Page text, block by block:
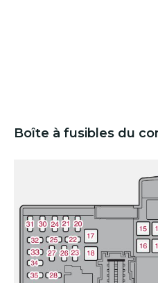
Boîte à fusibles du